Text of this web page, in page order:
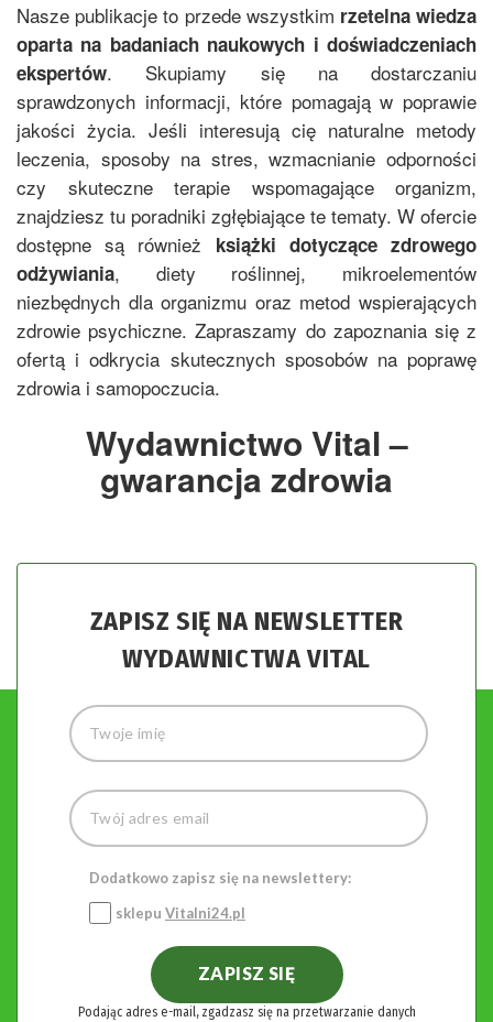
Nasze publikacje to przede wszystkim rzetelna wiedza
oparta na badaniach naukowych i doświadczeniach
ekspertów. Skupiamy się na dostarczaniu
sprawdzonych informacji, które pomagają w poprawie
jakości życia. Jeśli interesują cię naturalne metody
leczenia, sposoby na stres, wzmacnianie odporności
czy skuteczne terapie wspomagające organizm,
znajdziesz tu poradniki zgłębiające te tematy. W ofercie
dostępne są również książki dotyczące zdrowego
odżywiania, diety roślinnej, mikroelementów
niezbędnych dla organizmu oraz metod wspierających
zdrowie psychiczne. Zapraszamy do zapoznania się z
ofertą i odkrycia skutecznych sposobów na poprawę
zdrowia i samopoczucia.
Wydawnictwo Vital –
gwarancja zdrowia
ZAPISZ SIĘ NA NEWSLETTER
WYDAWNICTWA VITAL
Dodatkowo zapisz się na newslettery:
sklepu Vitalni24.pl
ZAPISZ SIĘ
Podając adres e-mail, zgadzasz się na przetwarzanie danych